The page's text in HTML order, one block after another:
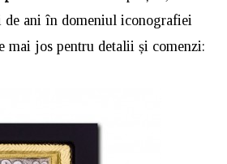
ani în domeniul iconografiei
mai jos pentru detalii și comenzi: